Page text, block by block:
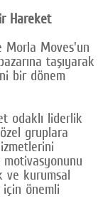
Hareket
Morla Moves'un
taşıyarak
bir dönem
odaklı liderlik
gruplara
motivasyonunu
ve kurumsal
önemli